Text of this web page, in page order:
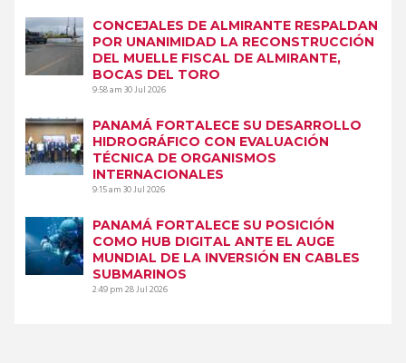
CONCEJALES DE ALMIRANTE RESPALDAN
POR UNANIMIDAD LA RECONSTRUCCIÓN
DEL MUELLE FISCAL DE ALMIRANTE,
BOCAS DEL TORO
9:58 am30 Jul 2026
PANAMÁ FORTALECE SU DESARROLLO
HIDROGRÁFICO CON EVALUACIÓN
TÉCNICA DE ORGANISMOS
INTERNACIONALES
9:15 am30 Jul 2026
PANAMÁ FORTALECE SU POSICIÓN
COMO HUB DIGITAL ANTE EL AUGE
MUNDIAL DE LA INVERSIÓN EN CABLES
SUBMARINOS
2:49 pm28 Jul 2026